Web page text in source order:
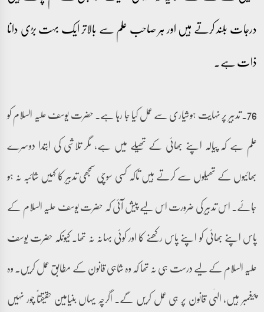
درجات بلند کرتے ہیں اور ہر صاحب علم سے بالاتر ایک بہت بڑی دانا
ذات ہے۔
76۔ تدبیر پر نہایت ہوشیاری سے عمل کیا جا رہا ہے۔ حضرت یوسف علیہ السلام کو
علم ہے کہ پیالہ اپنے بھائی کے تھیلے میں ہے، مگر تلاشی کی ابتدا دوسرے
بھائیوں کے تھیلوں سے کرتے ہیں تاکہ کسی سوچی سمجھی تدبیر کا کہیں شائبہ نہ ہو
جائے۔ اس تدبیر کی ضرورت اس لیے پیش آئی کہ حضرت یوسف علیہ السلام کے
پاس اپنے بھائی کو اپنے پاس رکھنے کا اور کوئی بہانہ نہ تھا۔ کیونکہ حضرت یوسف
علیہ السلام کے لیے درست ہی نہ تھا کہ وہ شاہی قانون کے مطابق عمل کریں۔ وہ
پیغمبر ہیں، الہٰی قانون پر ہی عمل کریں گے۔ اگرچہ یہاں بنیامین حقیقتاً چور نہیں